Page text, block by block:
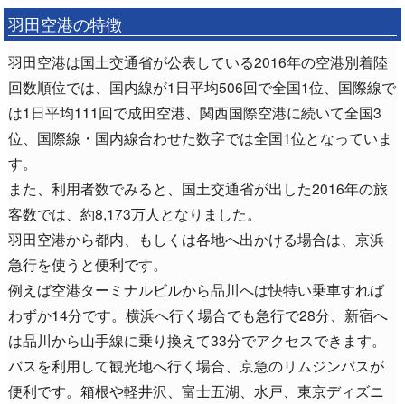
羽田空港の特徴
羽田空港は国土交通省が公表している2016年の空港別着陸
回数順位では、国内線が1日平均506回で全国1位、国際線で
は1日平均111回で成田空港、関西国際空港に続いて全国3
位、国際線・国内線合わせた数字では全国1位となっていま
す。
また、利用者数でみると、国土交通省が出した2016年の旅
客数では、約8,173万人となりました。
羽田空港から都内、もしくは各地へ出かける場合は、京浜
急行を使うと便利です。
例えば空港ターミナルビルから品川へは快特い乗車すれば
わずか14分です。横浜へ行く場合でも急行で28分、新宿へ
は品川から山手線に乗り換えて33分でアクセスできます。
バスを利用して観光地へ行く場合、京急のリムジンバスが
便利です。箱根や軽井沢、富士五湖、水戸、東京ディズニ